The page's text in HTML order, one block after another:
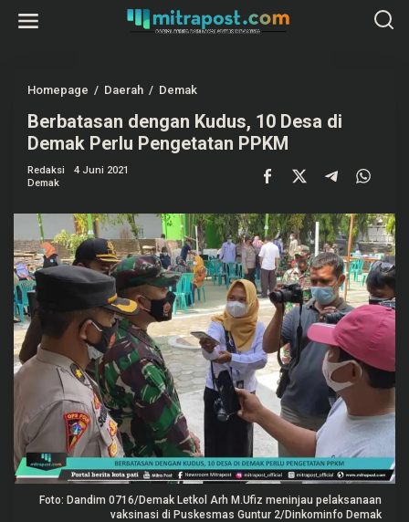
Homepage / Daerah / Demak
r
b
a
n
d
e
n
g
a
n
K
d
u
s
,
1
0
D
e
s
a
d
i
D
e
Berbatasan dengan Kudus, 10 Desa di
Demak Perlu Pengetatan PPKM
Redaksi
4 Juni 2021
Demak
Foto: Dandim 0716/Demak Letkol Arh M.Ufiz meninjau pelaksanaan
vaksinasi di Puskesmas Guntur 2/Dinkominfo Demak